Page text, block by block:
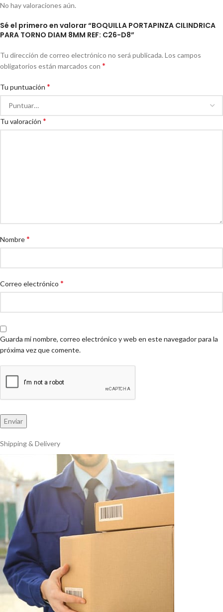
No hay valoraciones aún.
Sé el primero en valorar “BOQUILLA PORTAPINZA CILINDRICA
PARA TORNO DIAM 8MM REF: C26-D8”
Tu dirección de correo electrónico no será publicada. Los campos
obligatorios están marcados con *
Tu puntuación *
Tu valoración *
Nombre*
Correo electrónico *
Guarda mi nombre, correo electrónico y web en este navegador para la
próxima vez que comente.
Shipping & Delivery